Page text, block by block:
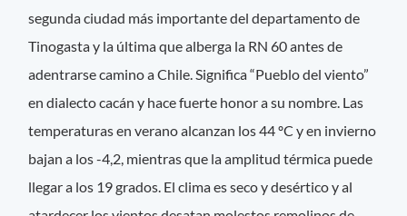
segunda ciudad más importante del departamento de
Tinogasta y la última que alberga la RN 60 antes de
adentrarse camino a Chile. Significa “Pueblo del viento”
en dialecto cacán y hace fuerte honor a su nombre. Las
temperaturas en verano alcanzan los 44 ºC y en invierno
bajan a los -4,2, mientras que la amplitud térmica puede
llegar a los 19 grados. El clima es seco y desértico y al